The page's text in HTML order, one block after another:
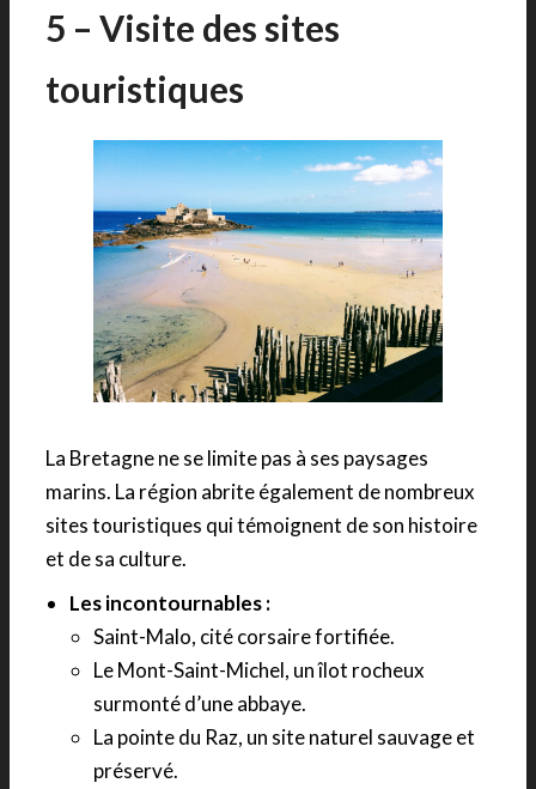
5 – Visite des sites
touristiques
La Bretagne ne se limite pas à ses paysages
marins. La région abrite également de nombreux
sites touristiques qui témoignent de son histoire
et de sa culture.
Les incontournables :
Saint-Malo, cité corsaire fortifiée.
Le Mont-Saint-Michel, un îlot rocheux
surmonté d’une abbaye.
La pointe du Raz, un site naturel sauvage et
préservé.